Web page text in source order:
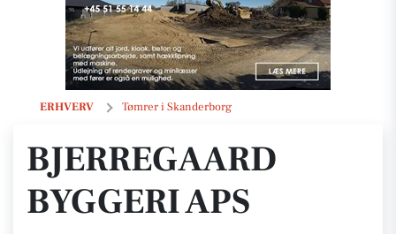
ERHVERV Tømrer i Skanderborg
Bjerregaard Byggeri ApS
BJERREGAARD
BYGGERI APS